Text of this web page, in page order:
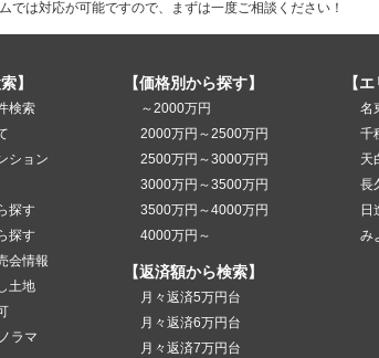
は対応が可能ですので、まずは一度ご相談ください！
】
検索
ション
探す
探す
会情報
土地
ラマ
【価格別から探す】
～2000万円
2000万円～2500万円
2500万円～3000万円
3000万円～3500万円
3500万円～4000万円
4000万円～
【返済額から検索】
月々返済5万円台
月々返済6万円台
月々返済7万円台
【
名
千
天
長
日
み